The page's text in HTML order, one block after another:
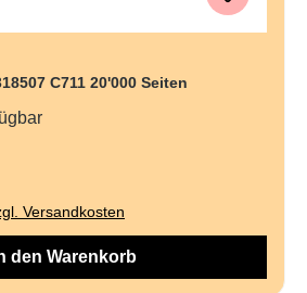
C711 20'000 Seiten
Versandkosten
den Warenkorb